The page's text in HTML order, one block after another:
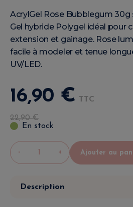
AcrylGel Rose Bubblegum 30g
Gel hybride Polygel idéal pour
extension et gainage. Rose
facile à modeler et tenue
UV/LED.
16,90 € TTC
22,90€
En stock
- + Ajouter au
Description